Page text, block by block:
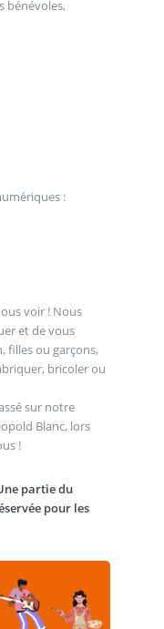
bénévoles,
:
voir ! Nous
et de vous
filles ou garçons,
bricoler ou
sur notre
Blanc, lors
!
partie du
pour les